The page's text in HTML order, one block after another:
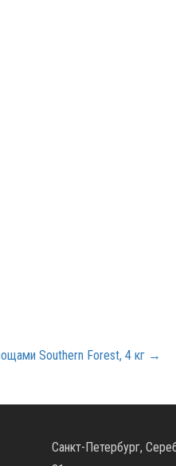
Southern Forest, 4 кг →
Санкт-Петербург,